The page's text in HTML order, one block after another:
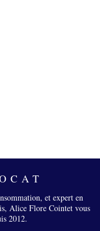
et expert en
Alice Flore Cointet vous
2012.